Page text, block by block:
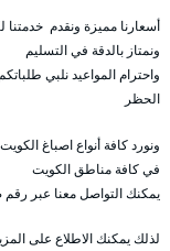
أسعارنا مميزة ونقدم
ونمتاز بالدقة في التسليم
الحظر
ونورد كافة أنواع اصباغ
في كافة مناطق الكويت
يمكنك التواصل معنا عبر رقم
لذلك يمكنك الاطلاع على